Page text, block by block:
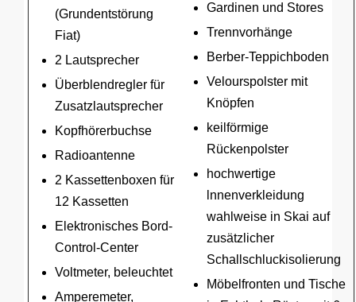
(Grundentstörung
Fiat)
2 Lautsprecher
Überblendregler für
Zusatzlautsprecher
Kopfhörerbuchse
Radioantenne
2 Kassettenboxen für
12 Kassetten
Elektronisches Bord-
Control-Center
Voltmeter, beleuchtet
Amperemeter,
Gardinen und Stores
Trennvorhänge
Berber-Teppichboden
Velourspolster mit
Knöpfen
keilförmige
Rückenpolster
hochwertige
lnnenverkleidung
wahlweise in Skai auf
zusätzlicher
Schallschluckisolierung
Möbelfronten und Tische